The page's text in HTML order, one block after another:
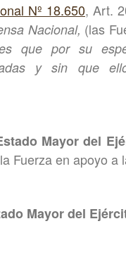
Nº 18.650, Art.
Nacional, (las
que por su
y sin que
Mayor del
Fuerza en apoyo a
Mayor del